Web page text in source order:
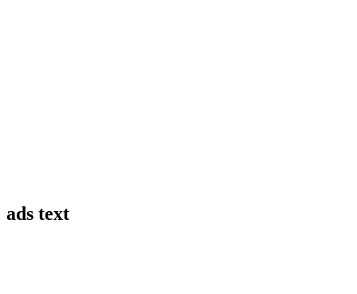
ads text